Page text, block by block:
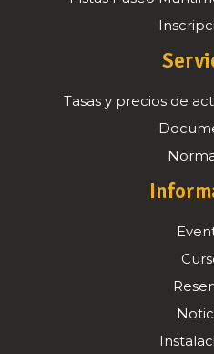
Tasas y precios de